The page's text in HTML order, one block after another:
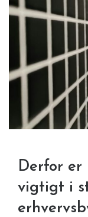
Derfor er
vigtigt i